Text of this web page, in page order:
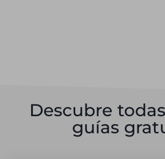
Descubre
guías